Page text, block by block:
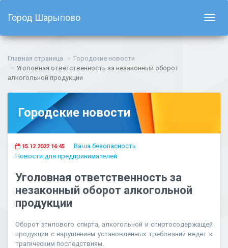
Город Шарыпово
Главная страница
Городские новости
Уголовная ответственность за незаконный оборот
алкогольной продукции
Городские новости
15.12.2022 16:45
Ваша безопасность
Новости для предпринимателей
Уголовная ответственность за
незаконный оборот алкогольной
продукции
Оборот этилового спирта, алкогольной и спиртосодержащей
продукции с нарушением установленных требований ведет к
трагическим последствиям.